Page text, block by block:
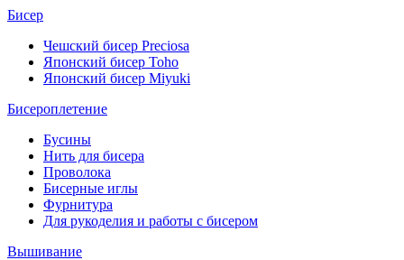
Бисер
Чешский бисер Preciosa
Японский бисер Toho
Японский бисер Miyuki
Бисероплетение
Бусины
Нить для бисера
Проволока
Бисерные иглы
Фурнитура
Для рукоделия и работы с бисером
Вышивание